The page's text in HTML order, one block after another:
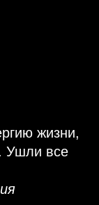
жизни,
Ушли все